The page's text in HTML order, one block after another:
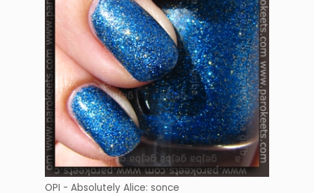
OPI - Absolutely Alice: sonce